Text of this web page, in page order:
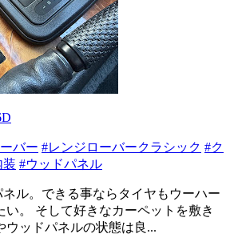
バー #レンジローバークラシック #ク
装 #ウッドパネル
ル。できる事ならタイヤもウーハー
い。 そして好きなカーペットを敷き
ウッドパネルの状態は良...